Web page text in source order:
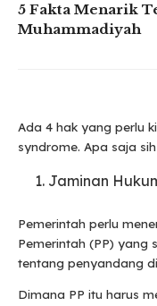
5 Fakta Menarik
Muhammadiyah
Ada 4 hak yang perlu
syndrome. Apa saja
Jaminan
Pemerintah perlu
Pemerintah (PP) yang
tentang penyandang
Dimana PP itu harus